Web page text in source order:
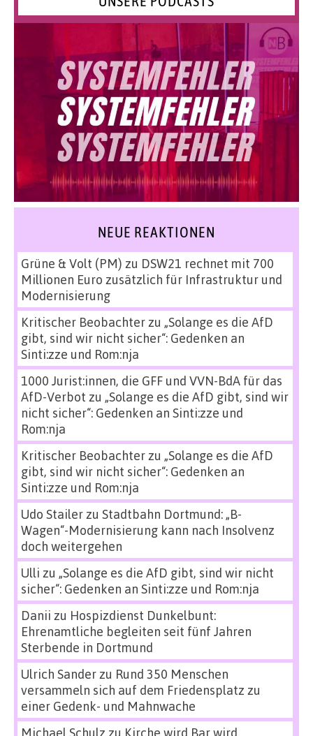
NEUE REAKTIONEN
Grüne & Volt (PM) zu DSW21 rechnet mit 700
Millionen Euro zusätzlich für Infrastruktur und
Modernisierung
Kritischer Beobachterzu „Solange es die AfD
gibt, sind wir nicht sicher“: Gedenken an
Sinti:zze und Rom:nja
1000 Jurist:innen, die GFF und VVN-BdA für das
AfD-Verbot zu „Solange es die AfD gibt, sind wir
nicht sicher“: Gedenken an Sinti:zze und
Rom:nja
Kritischer Beobachterzu „Solange es die AfD
gibt, sind wir nicht sicher“: Gedenken an
Sinti:zze und Rom:nja
Udo Stailerzu Stadtbahn Dortmund: „B-
Wagen“-Modernisierung kann nach Insolvenz
doch weitergehen
Ulli zu „Solange es die AfD gibt, sind wir nicht
sicher“: Gedenken an Sinti:zze und Rom:nja
Danii zu Hospizdienst Dunkelbunt:
Ehrenamtliche begleiten seit fünf Jahren
Sterbende in Dortmund
Ulrich Sanderzu Rund 350 Menschen
versammeln sich auf dem Friedensplatz zu
einer Gedenk- und Mahnwache
Michael Schulz zu Kirche wird Bar wird